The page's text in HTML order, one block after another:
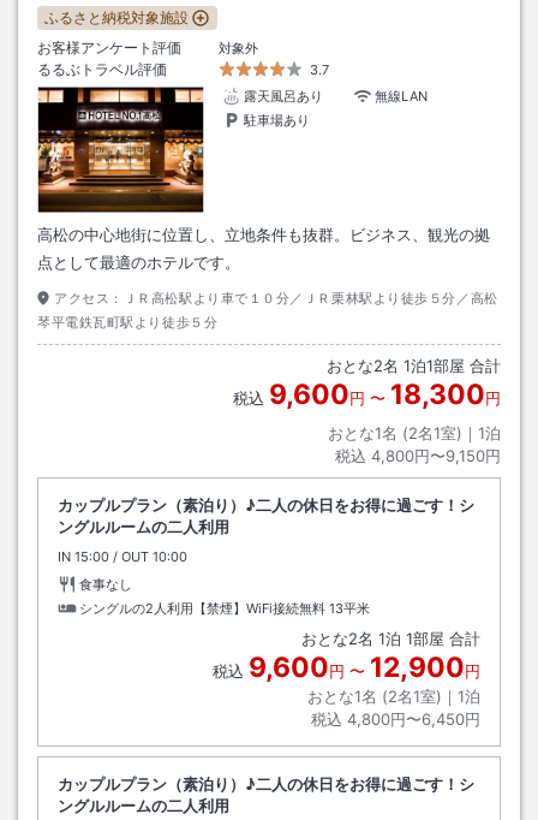
ふるさと納税対象施設
お客様アンケート評価
対象外
るるぶトラベル評価
3.7
露天風呂あり
無線LAN
駐車場あり
高松の中心地街に位置し、立地条件も抜群。ビジネス、観光の拠
点として最適のホテルです。
アクセス：
ＪＲ高松駅より車で１０分／ＪＲ栗林駅より徒歩５分／高松
琴平電鉄瓦町駅より徒歩５分
おとな2名 1泊1部屋 合計
税込 9,600円 〜 18,300円
おとな1名 (2名1室)｜ 1泊
税込 4,800円〜9,150円
カップルプラン（素泊り）♪二人の休日をお得に過ごす！シ
ングルルームの二人利用
IN チェックイン
15:00 / OUT チェックアウト
10:00
食事なし
シングルの2人利用【禁煙】WiFi接続無料 13平米
おとな2名 1泊 1部屋 合計
税込 9,600円 〜 12,900円
おとな1名 (2名1室)｜ 1泊
税込 4,800円〜6,450円
カップルプラン（素泊り）♪二人の休日をお得に過ごす！シ
ングルルームの二人利用